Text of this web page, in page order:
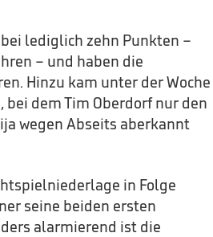
lediglich zehn Punkten –
– und haben die
Hinzu kam unter der Woche
bei dem Tim Oberdorf nur den
wegen Abseits aberkannt
in Folge
seine beiden ersten
alarmierend ist die